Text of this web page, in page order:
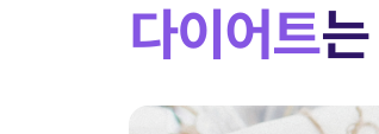
다이어트는